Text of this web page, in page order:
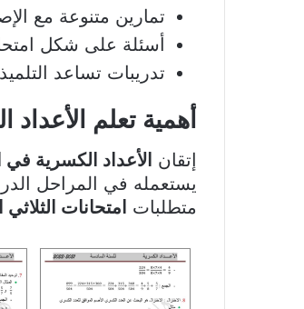
تمارين متنوعة مع
أسئلة على شكل
تدريبات تساعد
أهمية تعلم الأعداد
إتقان الأعداد الكسرية
يستعمله في المراحل
متطلبات امتحانات الثلاثي